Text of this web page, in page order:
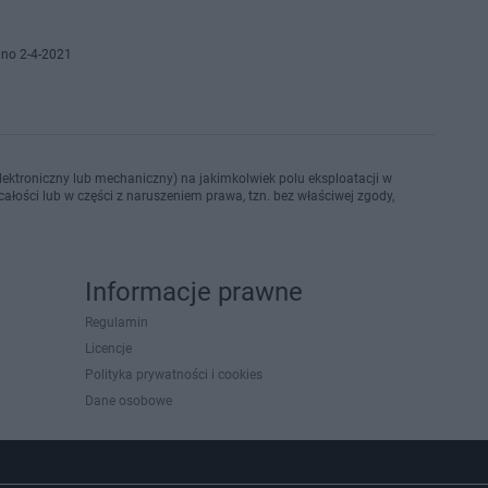
2-4-2021
lub mechaniczny) na jakimkolwiek polu eksploatacji w
lub w części z naruszeniem prawa, tzn. bez właściwej zgody,
Informacje prawne
Regulamin
Licencje
Polityka prywatności i cookies
Dane osobowe